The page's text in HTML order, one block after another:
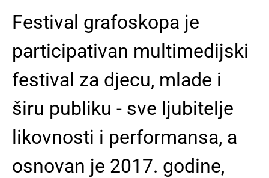
Festival grafoskopa je
participativan multimedijski
festival za djecu, mlade i
širu publiku - sve ljubitelje
likovnosti i performansa, a
osnovan je 2017. godine,